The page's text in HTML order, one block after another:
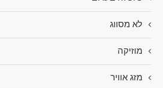
לא מסווג
מוזיקה
מזג אוויר